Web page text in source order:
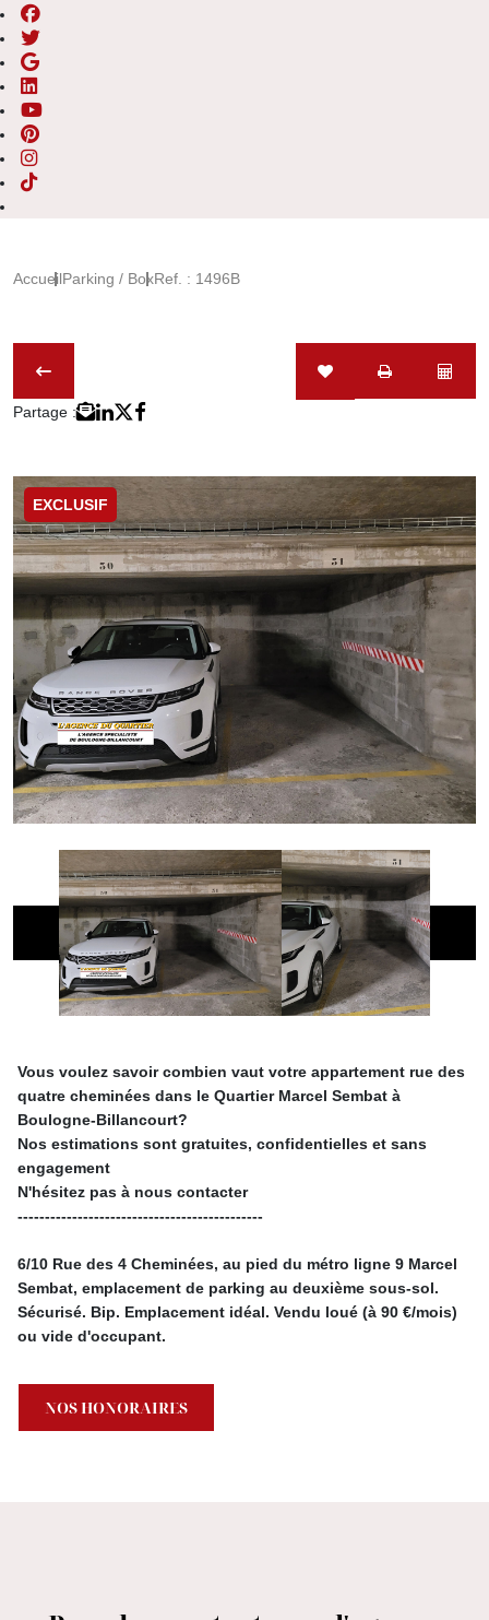
AccueilParking / BoxRef. : 1496B
Partage :
EXCLUSIF
Vous voulez savoir combien vaut votre appartement rue des
quatre cheminées dans le Quartier Marcel Sembat à
Boulogne-Billancourt?
Nos estimations sont gratuites, confidentielles et sans
engagement
N'hésitez pas à nous contacter
---------------------------------------------
6/10 Rue des 4 Cheminées, au pied du métro ligne 9 Marcel
Sembat, emplacement de parking au deuxième sous-sol.
Sécurisé. Bip. Emplacement idéal. Vendu loué (à 90 €/mois)
ou vide d'occupant.
NOS HONORAIRES